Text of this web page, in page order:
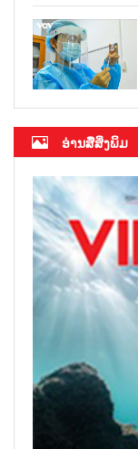
ອ່ານສື່ສິ່ງພິມ